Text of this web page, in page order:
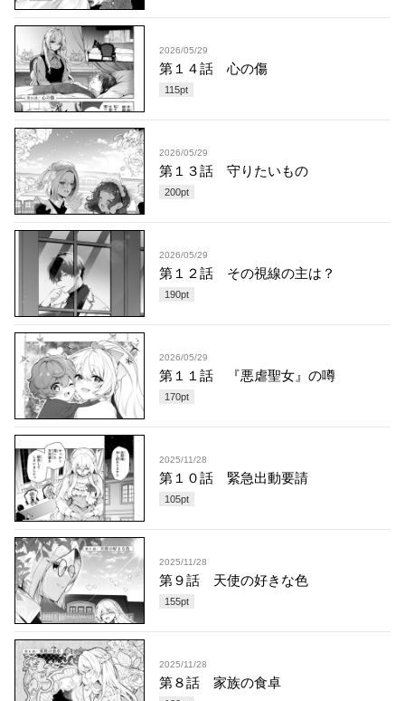
2026/05/29
第１４話 心の傷
115pt
2026/05/29
第１３話 守りたいもの
200pt
2026/05/29
第１２話 その視線の主は？
190pt
2026/05/29
第１１話 『悪虐聖女』の噂
170pt
2025/11/28
第１０話 緊急出動要請
105pt
2025/11/28
第９話 天使の好きな色
155pt
2025/11/28
第８話 家族の食卓